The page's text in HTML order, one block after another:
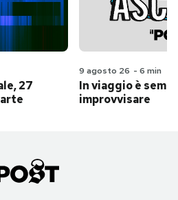
27
9 agosto 26 - 6 min
In viaggio è
improvvisare